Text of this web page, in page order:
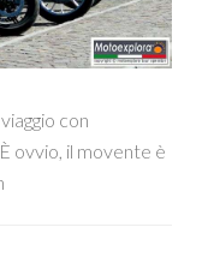
con
ovvio, il movente è